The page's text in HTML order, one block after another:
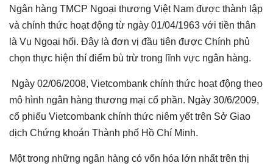
Ngân hàng TMCP Ngoại thương Việt Nam được thành lập
và chính thức hoạt động từ ngày 01/04/1963 với tiền thân
là Vụ Ngoại hối. Đây là đơn vị đầu tiên được Chính phủ
chọn thực hiện thí điểm bù trừ trong lĩnh vực ngân hàng.
Ngày 02/06/2008, Vietcombank chính thức hoạt động theo
mô hình ngân hàng thương mại cổ phần. Ngày 30/6/2009,
cổ phiếu Vietcombank chính thức niêm yết trên Sở Giao
dịch Chứng khoán Thành phố Hồ Chí Minh.
Một trong những ngân hàng có vốn hóa lớn nhất trên thị